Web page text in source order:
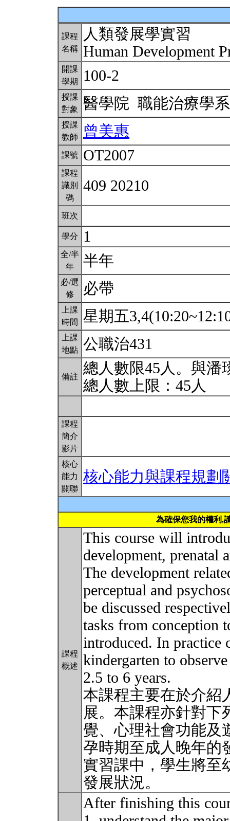
課程
名稱
人類發展學實習
Human Development
開課
學期
100-2
授課
對象
醫學院 職能治療學
授課
教師
曾美惠
課號 OT2007
課程
識別
碼
409 20210
班次
學分 1
全/半
年
半年
必/選
修
必帶
上課
時間
星期五
上課
地點 公職治431
備註
總人數限45人。與潘
總人數上限：45人
課程
簡介
影片
核心
能力
關聯
核心能力與課程規劃
為確保您我的權利,
課程
概述
This course will
development, prenatal
The development
perceptual and
be discussed
tasks from conception
introduced. In practice
kindergarten to
2.5 to 6 years.
本課程主要在於介紹
展。本課程亦針對下
覺、心理社會功能及
孕時期至成人晚年的
實習課中，學生將至
發展狀況。
After finishing this